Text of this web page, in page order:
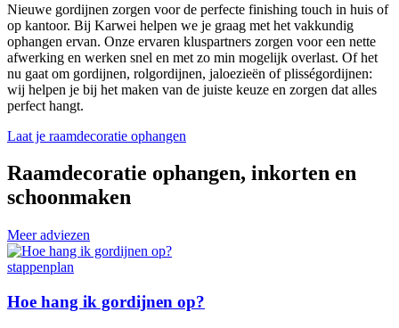
Nieuwe gordijnen zorgen voor de perfecte finishing touch in huis of
op kantoor. Bij Karwei helpen we je graag met het vakkundig
ophangen ervan. Onze ervaren kluspartners zorgen voor een nette
afwerking en werken snel en met zo min mogelijk overlast. Of het
nu gaat om gordijnen, rolgordijnen, jaloezieën of plisségordijnen:
wij helpen je bij het maken van de juiste keuze en zorgen dat alles
perfect hangt.
Laat je raamdecoratie ophangen
Raamdecoratie ophangen, inkorten en
schoonmaken
Meer adviezen
stappenplan
Hoe hang ik gordijnen op?